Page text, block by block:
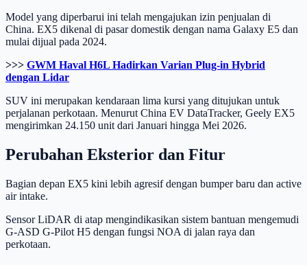
Model yang diperbarui ini telah mengajukan izin penjualan di
China. EX5 dikenal di pasar domestik dengan nama Galaxy E5 dan
mulai dijual pada 2024.
>>> GWM Haval H6L Hadirkan Varian Plug-in Hybrid
dengan Lidar
SUV ini merupakan kendaraan lima kursi yang ditujukan untuk
perjalanan perkotaan. Menurut China EV DataTracker, Geely EX5
mengirimkan 24.150 unit dari Januari hingga Mei 2026.
Perubahan Eksterior dan Fitur
Bagian depan EX5 kini lebih agresif dengan bumper baru dan active
air intake.
Sensor LiDAR di atap mengindikasikan sistem bantuan mengemudi
G-ASD G-Pilot H5 dengan fungsi NOA di jalan raya dan
perkotaan.